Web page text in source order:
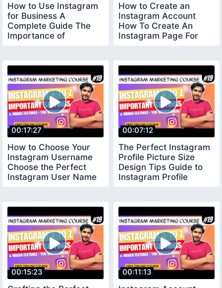
How to Use Instagram
for Business A
Complete Guide The
Importance of
How to Create an
Instagram Account
How To Create An
Instagram Page For
00:17:27
How to Choose Your
Instagram Username
Choose the Perfect
Instagram User Name
00:07:12
The Perfect Instagram
Profile Picture Size
Design Tips Guide to
Instagram Profile
00:15:23 00:11:13